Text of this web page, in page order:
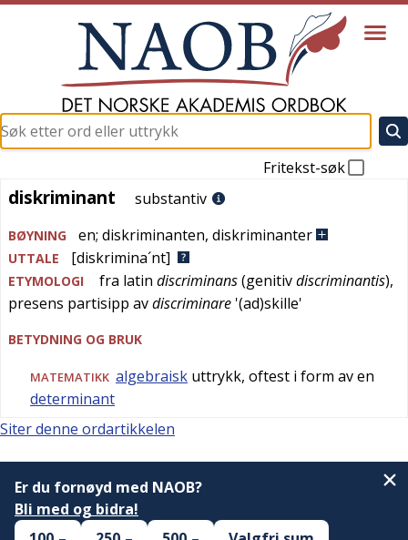
Fritekst-søk
diskriminant
diskriminant substantiv
BØYNING en; diskriminanten, diskriminanter
UTTALE [diskrimina´nt]
ETYMOLOGI fra latin discriminans(genitivdiscriminantis),
presens partisipp avdiscriminare '(ad)skille'
BETYDNING OG BRUK
MATEMATIKK algebraisk uttrykk, oftest i form av en
determinant
Siter denne ordartikkelen
Er du fornøyd med NAOB?
Bli med og bidra!